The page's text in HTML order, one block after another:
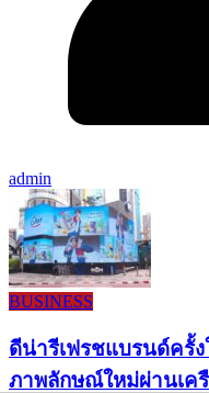
admin
BUSINESS
ดีน่ารีเฟรชแบรนด์ครั้
ภาพลักษณ์ใหม่ผ่านเค